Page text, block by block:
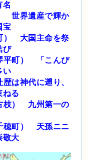
名
世界遺産で輝か
宝
） 大国主命を祭
び
平町） 「こんぴ
い
は神代に遡り、
ねる
枝） 九州第一の
穂町） 天孫ニニ
敬大